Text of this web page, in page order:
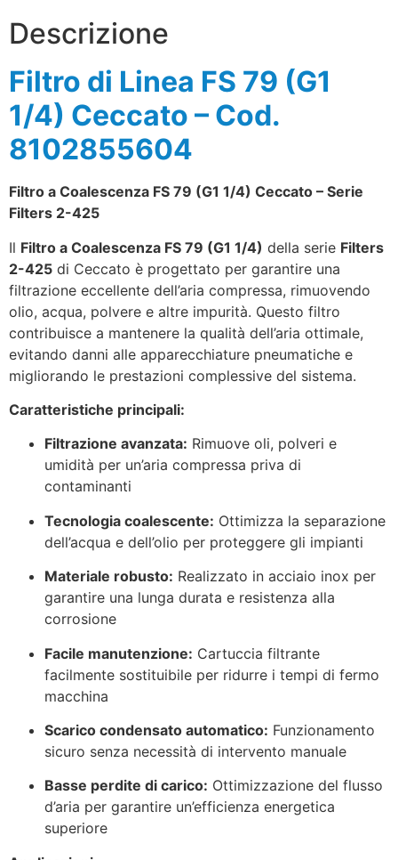
Descrizione
Filtro di Linea FS 79 (G1
1/4) Ceccato – Cod.
8102855604
Filtro a Coalescenza FS 79 (G1 1/4) Ceccato – Serie
Filters 2-425
Il Filtro a Coalescenza FS 79 (G1 1/4) della serie Filters
2-425 di Ceccato è progettato per garantire una
filtrazione eccellente dell’aria compressa, rimuovendo
olio, acqua, polvere e altre impurità. Questo filtro
contribuisce a mantenere la qualità dell’aria ottimale,
evitando danni alle apparecchiature pneumatiche e
migliorando le prestazioni complessive del sistema.
Caratteristiche principali:
Filtrazione avanzata: Rimuove oli, polveri e
umidità per un’aria compressa priva di
contaminanti
Tecnologia coalescente: Ottimizza la separazione
dell’acqua e dell’olio per proteggere gli impianti
Materiale robusto: Realizzato in acciaio inox per
garantire una lunga durata e resistenza alla
corrosione
Facile manutenzione: Cartuccia filtrante
facilmente sostituibile per ridurre i tempi di fermo
macchina
Scarico condensato automatico: Funzionamento
sicuro senza necessità di intervento manuale
Basse perdite di carico: Ottimizzazione del flusso
d’aria per garantire un’efficienza energetica
superiore